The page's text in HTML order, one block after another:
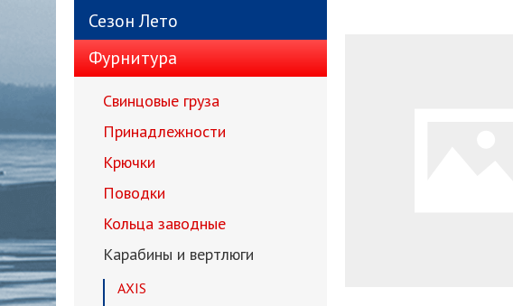
Сезон Лето
Фурнитура
Свинцовые груза
Принадлежности
Крючки
Поводки
Кольца заводные
Карабины и вертлюги
AXIS